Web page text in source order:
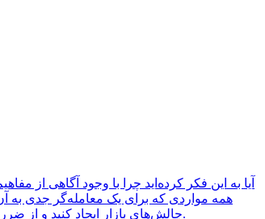
آیا به این فکر کرده‌اید چرا با وجود آگاهی
چالش‌های بازار ایجاد کنید و از ضرر به سود برسید. مناسب برای تمام معامله‌گران باتجربه و تازه‌کار. با ما همراه باشید تا ابزارها و تکنیک‌های لازم را برای موفقیت در این بازار پرنوسان کشف کنید.